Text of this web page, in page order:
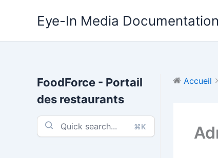
Eye-In Media Documentation
FoodForce - Portail
des restaurants
⌘K
Accueil